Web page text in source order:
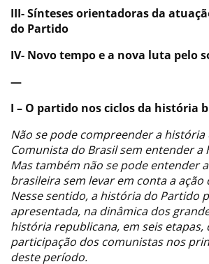
III-Sínteses orientadoras da
do Partido
IV- Novo tempo e a nova luta pelo
—
I – O partido nos ciclos da história
Não se pode compreender a
Comunista do Brasil sem entender a
Mas também não se pode entender
brasileira sem levar em conta a ação
Nesse sentido, a história do Partido
apresentada, na dinâmica dos
história republicana, em seis etapas,
participação dos comunistas nos
deste período.